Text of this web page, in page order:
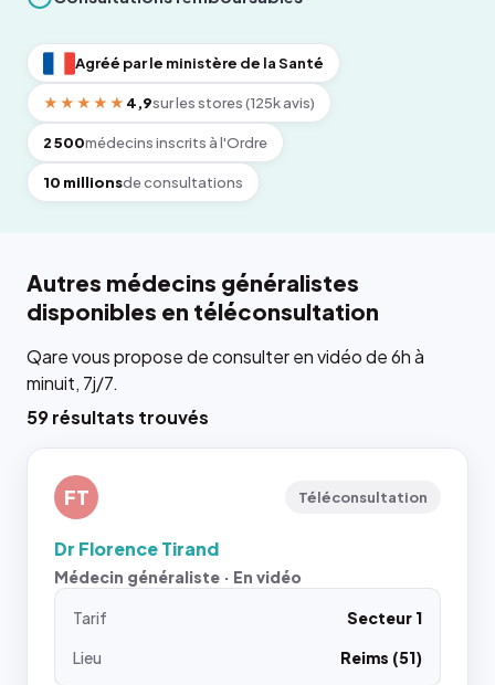
Agréé par le ministère de la Santé
★★★★★ 4,9sur les stores (125k avis)
2 500médecins inscrits à l'Ordre
10 millionsde consultations
Autres médecins généralistes
disponibles en téléconsultation
Qare vous propose de consulter en vidéo de 6h à
minuit, 7j/7.
59 résultats trouvés
FT Téléconsultation
Dr Florence Tirand
Médecin généraliste · En vidéo
Tarif
Secteur 1
Lieu
Reims (51)